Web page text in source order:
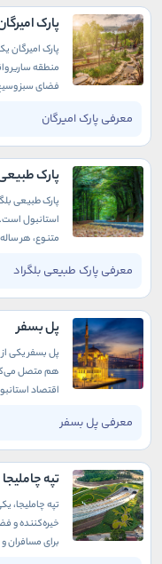
پارک
معرفی پارک امیرگان
پارک امیرگان
منطقه ساریر
فضای سبز
پارک
معرفی پارک طبیعی بلگراد
پارک طبیعی
استانبول
متنوع، هر
پل بسفر
معرفی پل بسفر
پل بسفر یکی
هم متصل
اقتصاد
تپه چاملیجا
تپه چاملیجا،
خیره‌کننده و